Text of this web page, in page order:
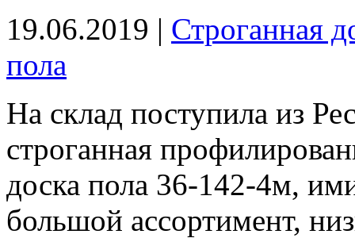
19.06.2019 | Строганная
пола
На склад поступила из
строганная
доска пола 36-142-4м,
большой ассортимент,